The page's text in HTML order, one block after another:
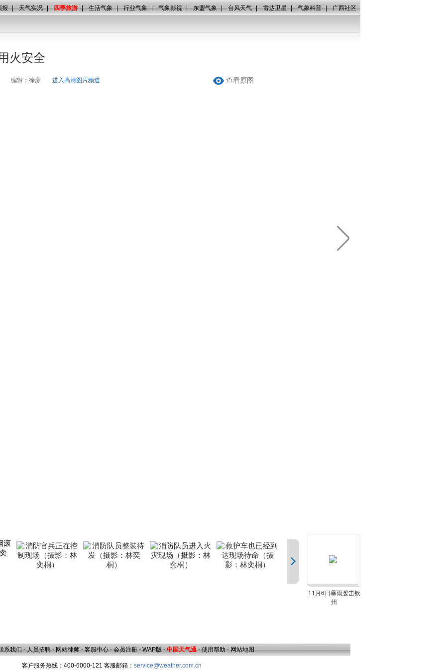
报 | 天气实况 | 四季旅游 | 生活气象 | 行业气象 | 气象影视 | 东盟气象 | 台风天气 | 雷达卫星 | 气象科普 | 广西社区
火安全
编辑：徐彦 进入高清图片频道 查看原图
11月6日暴雨袭击钦
州
系我们 - 人员招聘 - 网站律师 - 客服中心 - 会员注册 - WAP版 - 中国天气通 - 使用帮助 - 网站地图
客户服务热线：400-6000-121 客服邮箱： service@weather.com.cn